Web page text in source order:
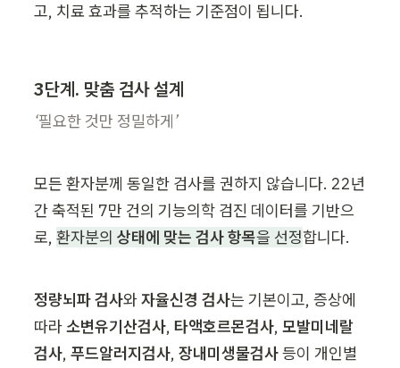
고, 치료 효과를 추적하는 기준점이 됩니다.
3단계. 맞춤 검사 설계
‘필요한 것만 정밀하게’
모든 환자분께 동일한 검사를 권하지 않습니다. 22년
간 축적된 7만 건의 기능의학 검진 데이터를 기반으
로, 환자분의 상태에 맞는 검사 항목을 선정합니다.
정량뇌파 검사와 자율신경 검사는 기본이고, 증상에
따라 소변유기산검사, 타액호르몬검사, 모발미네랄
검사, 푸드알러지검사, 장내미생물검사 등이 개인별